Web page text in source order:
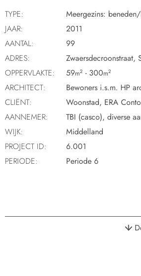
TYPE:
Meergezins:
JAAR:
2011
AANTAL:
99
ADRES:
Zwaersdecroonstraat,
OPPERVLAKTE:
59m2 - 300m2
ARCHITECT:
Bewoners i.s.m. HP
CLIËNT:
Woonstad, ERA
AANNEMER:
TBI (casco), diverse
WIJK:
Middelland
PROJECT ID:
6.001
PERIODE:
Periode 6